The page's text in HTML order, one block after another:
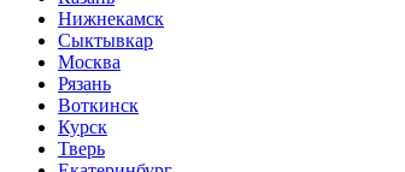
Нижнекамск
Сыктывкар
Москва
Рязань
Воткинск
Курск
Тверь